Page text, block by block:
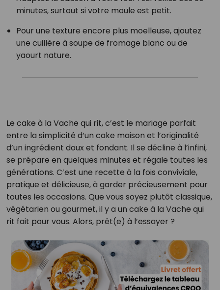
minutes, surtout si votre moule est petit.
Pour une texture encore plus moelleuse, ajoutez
une cuillère à soupe de fromage blanc ou de
yaourt nature.
Le cake à la Vache qui rit, c’est le mariage parfait
entre la simplicité d’un cake maison et l’originalité
d’un ingrédient doux et fondant. Il se décline à l’infini,
se prépare en quelques minutes et régale toutes les
générations. C’est une recette à la fois conviviale,
pratique et délicieuse, à garder précieusement pour
toutes les occasions. Que vous soyez plutôt classique,
végétarien ou gourmet, il y a un cake à la Vache qui
rit fait pour vous. Alors, prêt(e) à l’essayer ?